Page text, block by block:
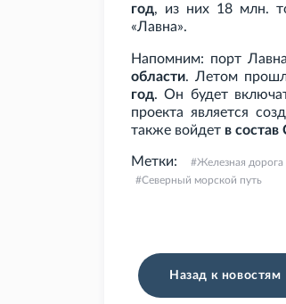
год, из них 18 млн.
«Лавна».
Напомним: порт
области. Летом
год. Он будет
проекта является
также войдет в
Метки: Железная дорога
Северный морской путь
Назад к новостям